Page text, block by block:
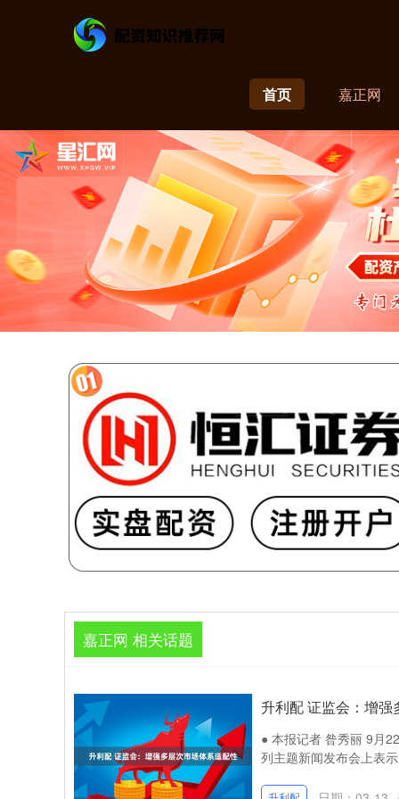
首页 嘉正网
嘉正网 相关话题
升利配 证监会：增
● 本报记者 昝秀丽 9月
列主题新闻发布会上表